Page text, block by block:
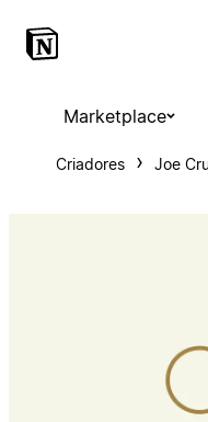
Marketplace
Criadores Joe